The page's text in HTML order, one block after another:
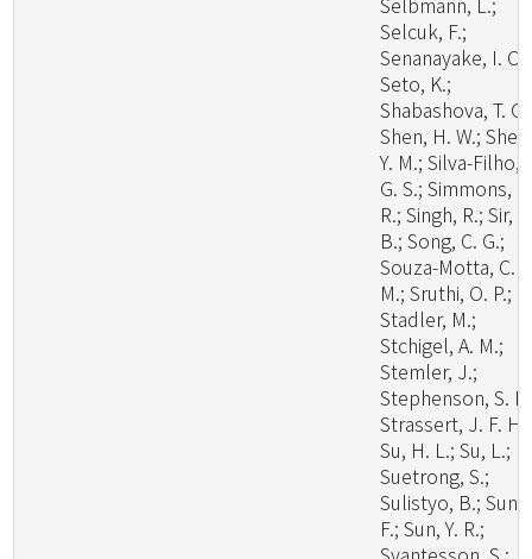
Selcuk, F.;
Senanayake, I. C.;
Seto, K.;
Shabashova, T.
Shen, H. W.;
Y. M.; Silva-Filho,
G. S.; Simmons,
R.; Singh, R.; Sir,
B.; Song, C. G.;
Souza-Motta, C.
M.; Sruthi, O. P.;
Stadler, M.;
Stchigel, A. M.;
Stemler, J.;
Stephenson, S.
Strassert, J. F. H.;
Su, H. L.; Su, L.;
Suetrong, S.;
Sulistyo, B.; Sun,
F.; Sun, Y. R.;